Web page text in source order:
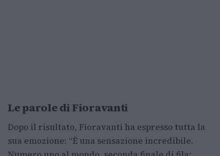
Le parole di Fioravanti
Dopo il risultato, Fioravanti ha espresso tutta la
sua emozione: “È una sensazione incredibile.